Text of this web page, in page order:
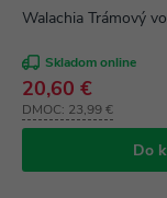
Walachia Trámový
Skladom online
DMOC: 23,99 €
20,60 €
Do